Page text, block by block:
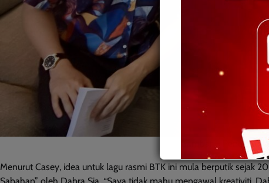
Gambar – Pencipta
Menurut Casey, idea untuk lagu rasmi BTK ini mula berputik sejak